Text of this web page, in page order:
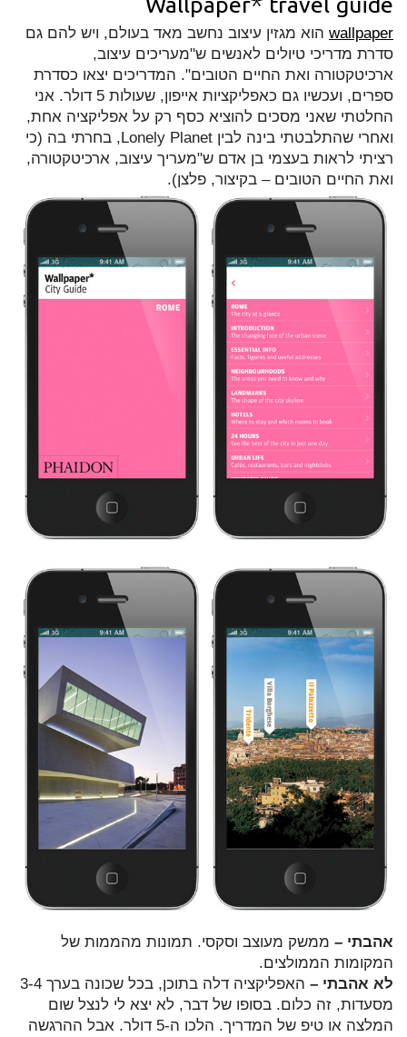
Wallpaper* travel guide
wallpaper הוא מגזין עיצוב נחשב מאד בעולם, ויש להם גם
סדרת מדריכי טיולים לאנשים ש"מעריכים עיצוב,
ארכיטקטורה ואת החיים הטובים". המדריכים יצאו כסדרת
ספרים, ועכשיו גם כאפליקציות אייפון, שעולות 5 דולר. אני
החלטתי שאני מסכים להוציא כסף רק על אפליקציה אחת,
ואחרי שהתלבטתי בינה לבין Lonely Planet, בחרתי בה (כי
רציתי לראות בעצמי בן אדם ש"מעריך עיצוב, ארכיטקטורה,
ואת החיים הטובים – בקיצור, פלצן).
אהבתי – ממשק מעוצב וסקסי. תמונות מהממות של
המקומות הממולצים.
לא אהבתי –
האפליקציה דלה בתוכן, בכל שכונה בערך 3-4
מסעדות, זה כלום. בסופו של דבר, לא יצא לי לנצל שום
המלצה או טיפ של המדריך. הלכו ה-5 דולר. אבל ההרגשה